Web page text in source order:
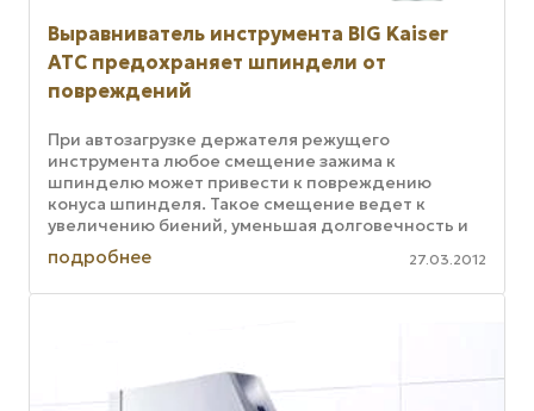
Выравниватель инструмента BIG Kaiser
ATC предохраняет шпиндели от
повреждений
При автозагрузке держателя режущего
инструмента любое смещение зажима к
шпинделю может привести к повреждению
конуса шпинделя. Такое смещение ведет к
увеличению биений, уменьшая долговечность и
держателя инструмента, и самого инструмента, и
всего ...
подробнее 27.03.2012